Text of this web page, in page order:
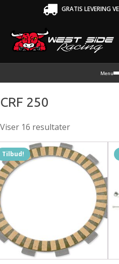
GRATIS LEVERING
Menu
CRF 250
Viser 16 resultater
Tilbud!